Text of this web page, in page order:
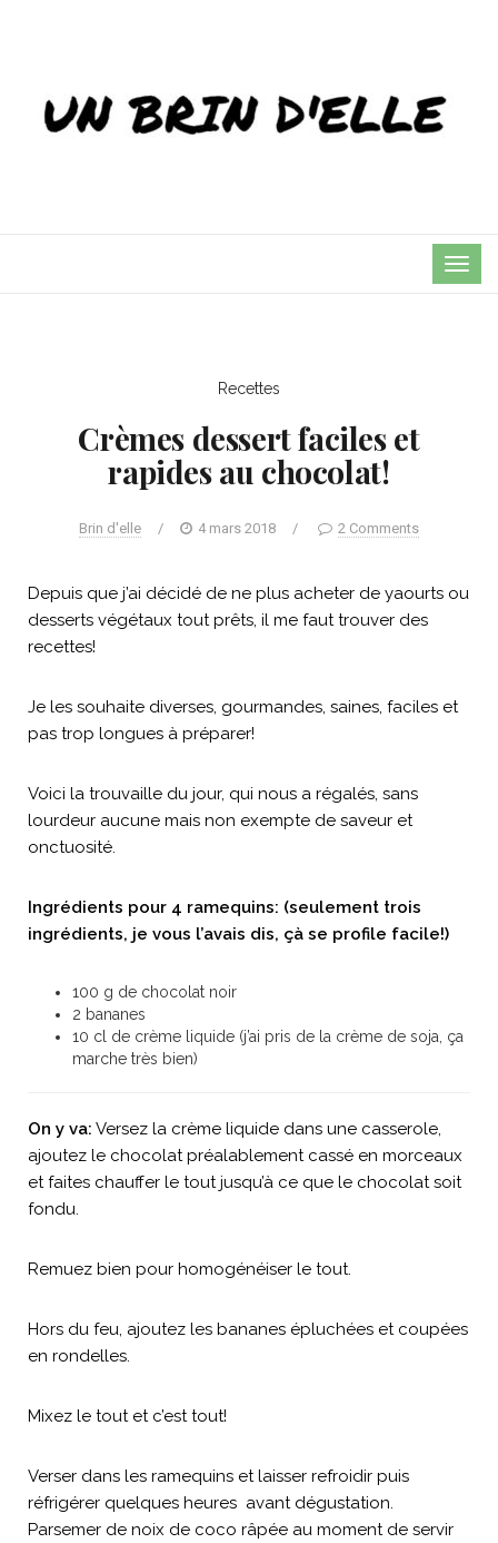
Recettes
Crèmes dessert faciles et
rapides au chocolat!
Brin d'elle / 4 mars 2018 / 2 Comments
Depuis que j’ai décidé de ne plus acheter de yaourts ou
desserts végétaux tout prêts, il me faut trouver des
recettes!
Je les souhaite diverses, gourmandes, saines, faciles et
pas trop longues à préparer!
Voici la trouvaille du jour, qui nous a régalés, sans
lourdeur aucune mais non exempte de saveur et
onctuosité.
Ingrédients pour 4 ramequins: (seulement trois
ingrédients, je vous l’avais dis, çà se profile facile!)
100 g de chocolat noir
2 bananes
10 cl de crème liquide (j’ai pris de la crème de soja, ça
marche très bien)
On y va: Versez la crème liquide dans une casserole,
ajoutez le chocolat préalablement cassé en morceaux
et faites chauffer le tout jusqu’à ce que le chocolat soit
fondu.
Remuez bien pour homogénéiser le tout.
Hors du feu, ajoutez les bananes épluchées et coupées
en rondelles.
Mixez le tout et c’est tout!
Verser dans les ramequins et laisser refroidir puis
réfrigérer quelques heures avant dégustation.
Parsemer de noix de coco râpée au moment de servir